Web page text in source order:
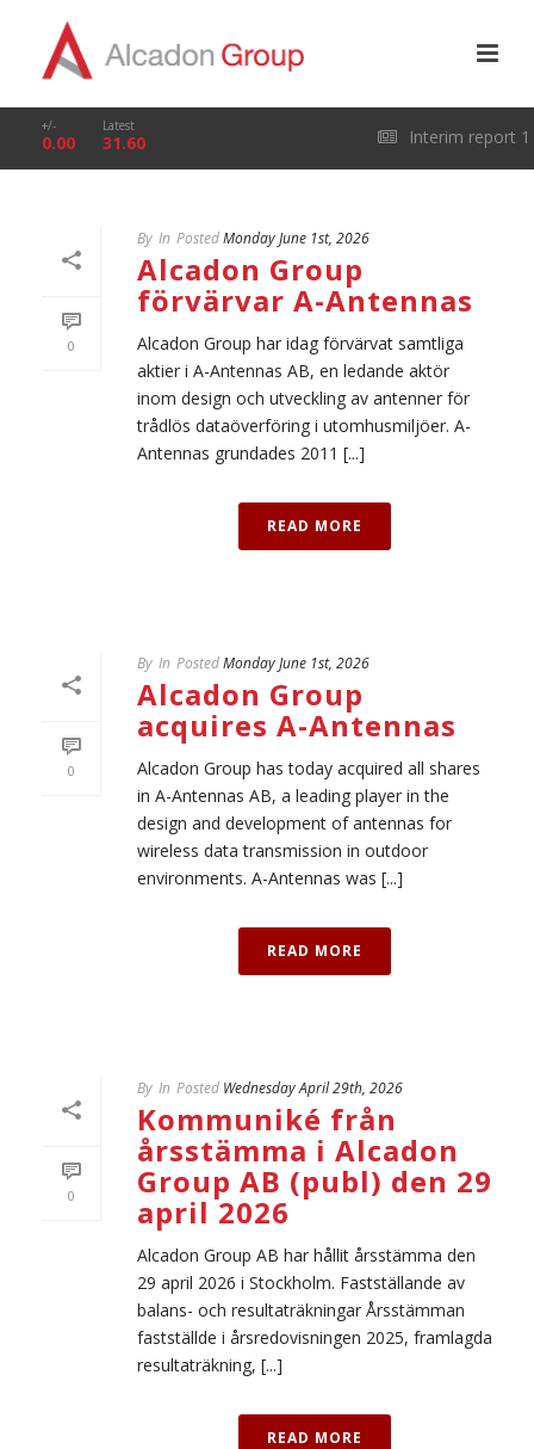
+/-
0.00
Latest
31.60 Interim report 1
0
By In PostedMonday June 1st, 2026
Alcadon Group
förvärvar A-Antennas
Alcadon Group har idag förvärvat samtliga
aktier i A-Antennas AB, en ledande aktör
inom design och utveckling av antenner för
trådlös dataöverföring i utomhusmiljöer. A-
Antennas grundades 2011 [...]
READ MORE
0
By In PostedMonday June 1st, 2026
Alcadon Group
acquires A-Antennas
Alcadon Group has today acquired all shares
in A-Antennas AB, a leading player in the
design and development of antennas for
wireless data transmission in outdoor
environments. A-Antennas was [...]
READ MORE
0
By In Posted Wednesday April 29th, 2026
Kommuniké från
årsstämma i Alcadon
Group AB (publ) den 29
april 2026
Alcadon Group AB har hållit årsstämma den
29 april 2026 i Stockholm. Fastställande av
balans- och resultaträkningar Årsstämman
fastställde i årsredovisningen 2025, framlagda
resultaträkning, [...]
READ MORE